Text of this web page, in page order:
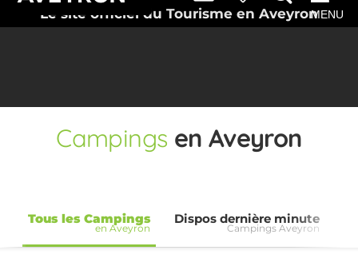
Le site officiel du Tourisme en AveyronMENU
Campings en Aveyron
Tous les Campings
en Aveyron
Dispos dernière minute
Campings Aveyron